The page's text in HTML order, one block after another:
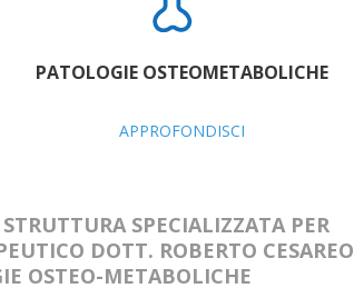
PATOLOGIE OSTEOMETABOLICHE
APPROFONDISCI
SPECIALIZZATA PER
DOTT. ROBERTO CESAREO
OSTEO-METABOLICHE